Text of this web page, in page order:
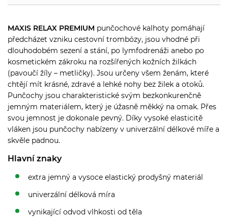
MAXIS RELAX PREMIUM punčochové kalhoty pomáhají
předcházet vzniku cestovní trombózy, jsou vhodné při
dlouhodobém sezení a stání, po lymfodrenáži anebo po
kosmetickém zákroku na rozšířených kožních žilkách
(pavoučí žíly – metličky). Jsou určeny všem ženám, které
chtějí mít krásné, zdravé a lehké nohy bez žilek a otoků.
Punčochy jsou charakteristické svým bezkonkurenčně
jemným materiálem, který je úžasně měkký na omak. Přes
svou jemnost je dokonale pevný. Díky vysoké elasticitě
vláken jsou punčochy nabízeny v univerzální délkové míře a
skvěle padnou.
Hlavní znaky
extra jemný a vysoce elastický prodyšný materiál
univerzální délková míra
vynikající odvod vlhkosti od těla